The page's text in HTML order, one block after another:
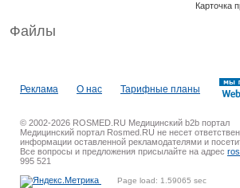
Карточка
Файлы
Реклама О нас Тарифные планы
© 2002-2026 ROSMED.RU Медицинский b2b портал
Медицинский портал Rosmed.RU не несет
информации оставленной рекламодателями и
Все вопросы и предложения присылайте на адрес
995 521
Page load: 1.59065 sec